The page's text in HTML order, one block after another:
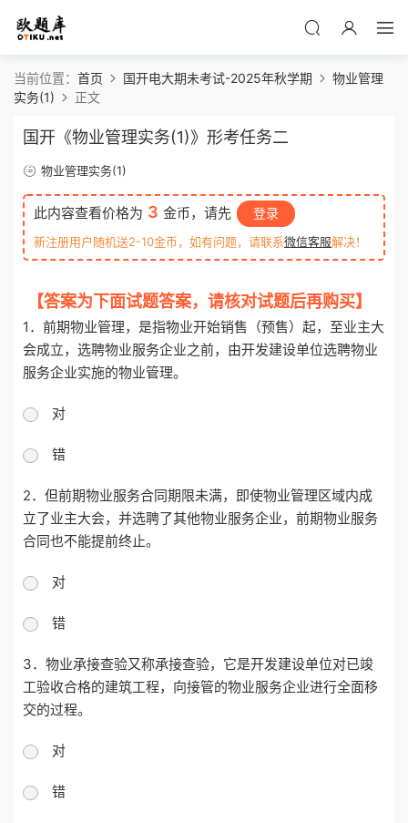
当前位置： 首页 国开电大期未考试-2025年秋学期
物业管理
实务(1)
正文
国开《物业管理实务(1)》形考任务二
物业管理实务(1)
此内容查看价格为 3 金币，请先 登录
新注册用户随机送2-10金币，如有问题，请联系微信客服解决！
【答案为下面试题答案，请核对试题后再购买】
1．前期物业管理，是指物业开始销售（预售）起，至业主大
会成立，选聘物业服务企业之前，由开发建设单位选聘物业
服务企业实施的物业管理。
对
错
2．但前期物业服务合同期限未满，即使物业管理区域内成
立了业主大会，并选聘了其他物业服务企业，前期物业服务
合同也不能提前终止。
对
错
3．物业承接查验又称承接查验，它是开发建设单位对已竣
工验收合格的建筑工程，向接管的物业服务企业进行全面移
交的过程。
对
错